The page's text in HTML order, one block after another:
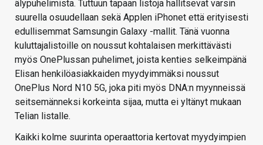
älypuhelimista. Tuttuun tapaan listoja hallitsevat varsin
suurella osuudellaan sekä Applen iPhonet että erityisesti
edullisemmat Samsungin Galaxy -mallit. Tänä vuonna
kuluttajalistoille on noussut kohtalaisen merkittävästi
myös OnePlussan puhelimet, joista kenties selkeimpänä
Elisan henkilöasiakkaiden myydyimmäksi noussut
OnePlus Nord N10 5G, joka piti myös DNA:n myynneissä
seitsemänneksi korkeinta sijaa, mutta ei yltänyt mukaan
Telian listalle.
Kaikki kolme suurinta operaattoria kertovat myydyimpien